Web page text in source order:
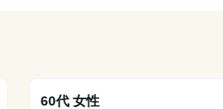
60代 女性